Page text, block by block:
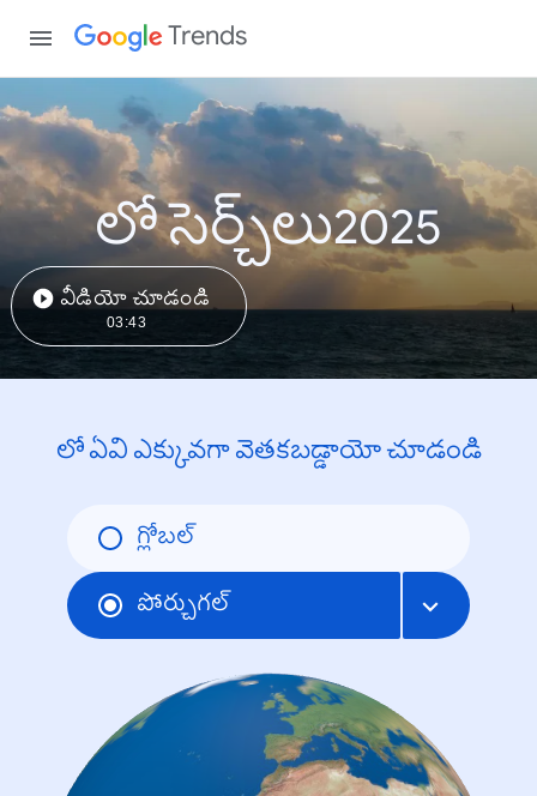
Trends
లో సెర్చ్‌లు2025
వీడియో చూడండి
03:43
లో ఏవి ఎక్కువగా వెతకబడ్డాయో చూడండి
గ్లోబల్
పోర్చుగల్